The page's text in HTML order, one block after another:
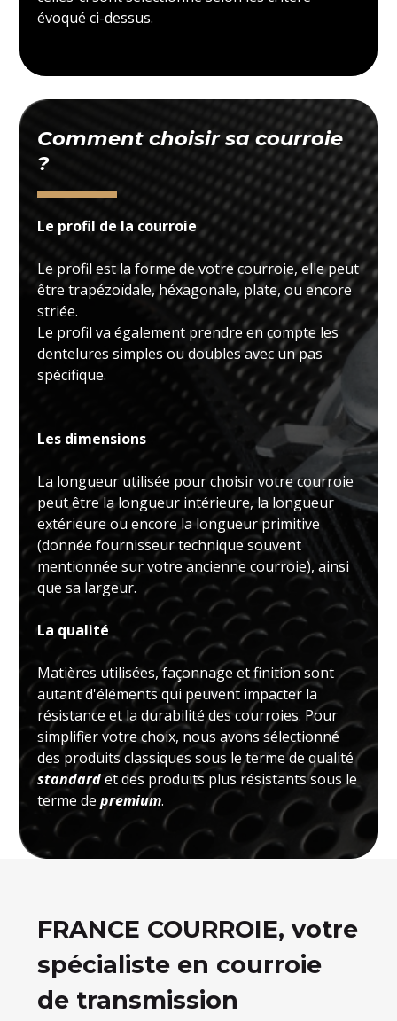
évoqué ci-dessus.
Comment choisir sa courroie
?
Le profil de la courroie
Le profil est la forme de votre courroie, elle peut
être trapézoïdale, héxagonale, plate, ou encore
striée.
Le profil va également prendre en compte les
dentelures simples ou doubles avec un pas
spécifique.
Les dimensions
La longueur utilisée pour choisir votre courroie
peut être la longueur intérieure, la longueur
extérieure ou encore la longueur primitive
(donnée fournisseur technique souvent
mentionnée sur votre ancienne courroie), ainsi
que sa largeur.
La qualité
Matières utilisées, façonnage et finition sont
autant d'éléments qui peuvent impacter la
résistance et la durabilité des courroies. Pour
simplifier votre choix, nous avons sélectionné
des produits classiques sous le terme de qualité
standardet des produits plus résistants sous le
terme depremium.
FRANCE COURROIE, votre
spécialiste en courroie
de transmission